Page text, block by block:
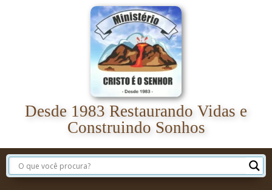
Desde 1983 Restaurando Vidas e
Construindo Sonhos